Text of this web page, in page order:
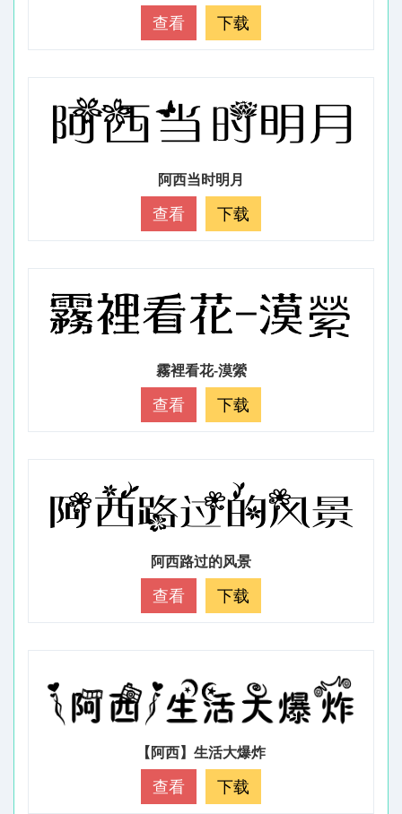
查看 下载
阿西当时明月
查看 下载
霧裡看花-漠縈
查看 下载
阿西路过的风景
查看 下载
【阿西】生活大爆炸
查看 下载